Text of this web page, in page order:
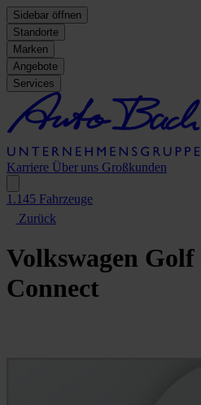
Sidebar öffnen
Standorte
Marken
Angebote
Services
Karriere Über uns Großkunden
1.145 Fahrzeuge
Zurück
Volkswagen Golf
Connect